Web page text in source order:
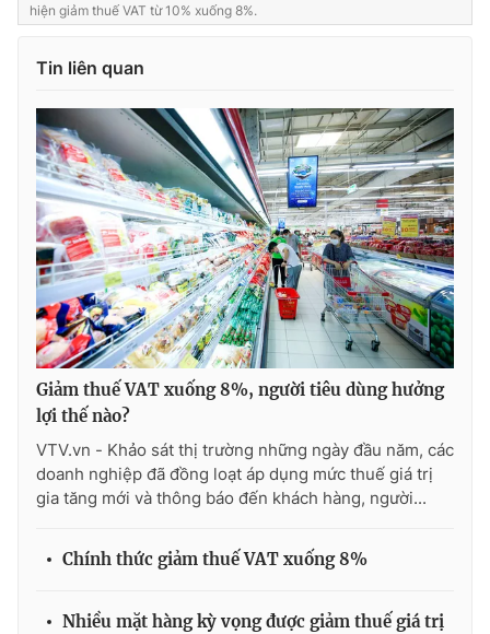
hiện giảm thuế VAT từ 10% xuống 8%.
Tin liên quan
Giảm thuế VAT xuống 8%, người tiêu dùng hưởng
lợi thế nào?
VTV.vn - Khảo sát thị trường những ngày đầu năm, các
doanh nghiệp đã đồng loạt áp dụng mức thuế giá trị
gia tăng mới và thông báo đến khách hàng, người...
Chính thức giảm thuế VAT xuống 8%
Nhiều mặt hàng kỳ vọng được giảm thuế giá trị